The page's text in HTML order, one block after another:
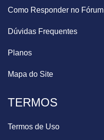
Como Responder no Fórum
Dúvidas Frequentes
Planos
Mapa do Site
TERMOS
Termos de Uso